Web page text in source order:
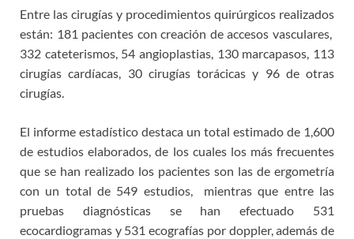
Entre las cirugías y procedimientos quirúrgicos realizados
están: 181 pacientes con creación de accesos vasculares,
332 cateterismos, 54 angioplastias, 130 marcapasos, 113
cirugías cardíacas, 30 cirugías torácicas y 96 de otras
cirugías.
El informe estadístico destaca un total estimado de 1,600
de estudios elaborados, de los cuales los más frecuentes
que se han realizado los pacientes son las de ergometría
con un total de 549 estudios, mientras que entre las
pruebas diagnósticas se han efectuado 531
ecocardiogramas y 531 ecografías por doppler, además de